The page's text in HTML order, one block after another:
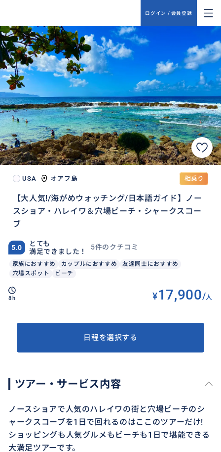
ログイン / 会員登録
USA オアフ島 相乗り
【大人気!/海がめウォッチング/日本語ガイド】ノー
スショア・ハレイワ＆穴場ビーチ・シャークスコー
ブ
5.0
とても
満足できました！
5件のクチコミ
家族におすすめ カップルにおすすめ
友達同士におすすめ
穴場スポット
ビーチ
8h ¥17,900/人
日程を選択する
ツアー・サービス内容
ノースショアで人気のハレイワの街と穴場ビーチのシ
ャークスコーブを1日で回れるのはここのツアーだけ!
ショッピングも人気グルメもビーチも1日で堪能できる
大満足ツアーです。